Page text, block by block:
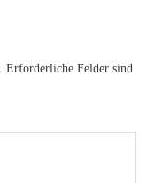
Erforderliche Felder sind